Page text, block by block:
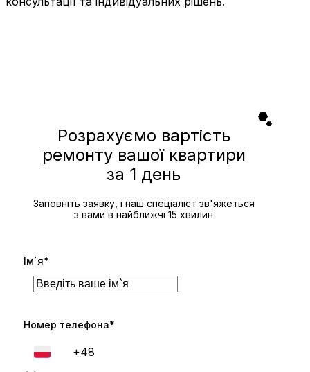
Розрахуємо вартість
ремонту вашої квартири
за 1 день
Заповніть заявку, і наш спеціаліст зв'яжеться
з вами в найближчі 15 хвилин
Ім`я*
Номер телефона*